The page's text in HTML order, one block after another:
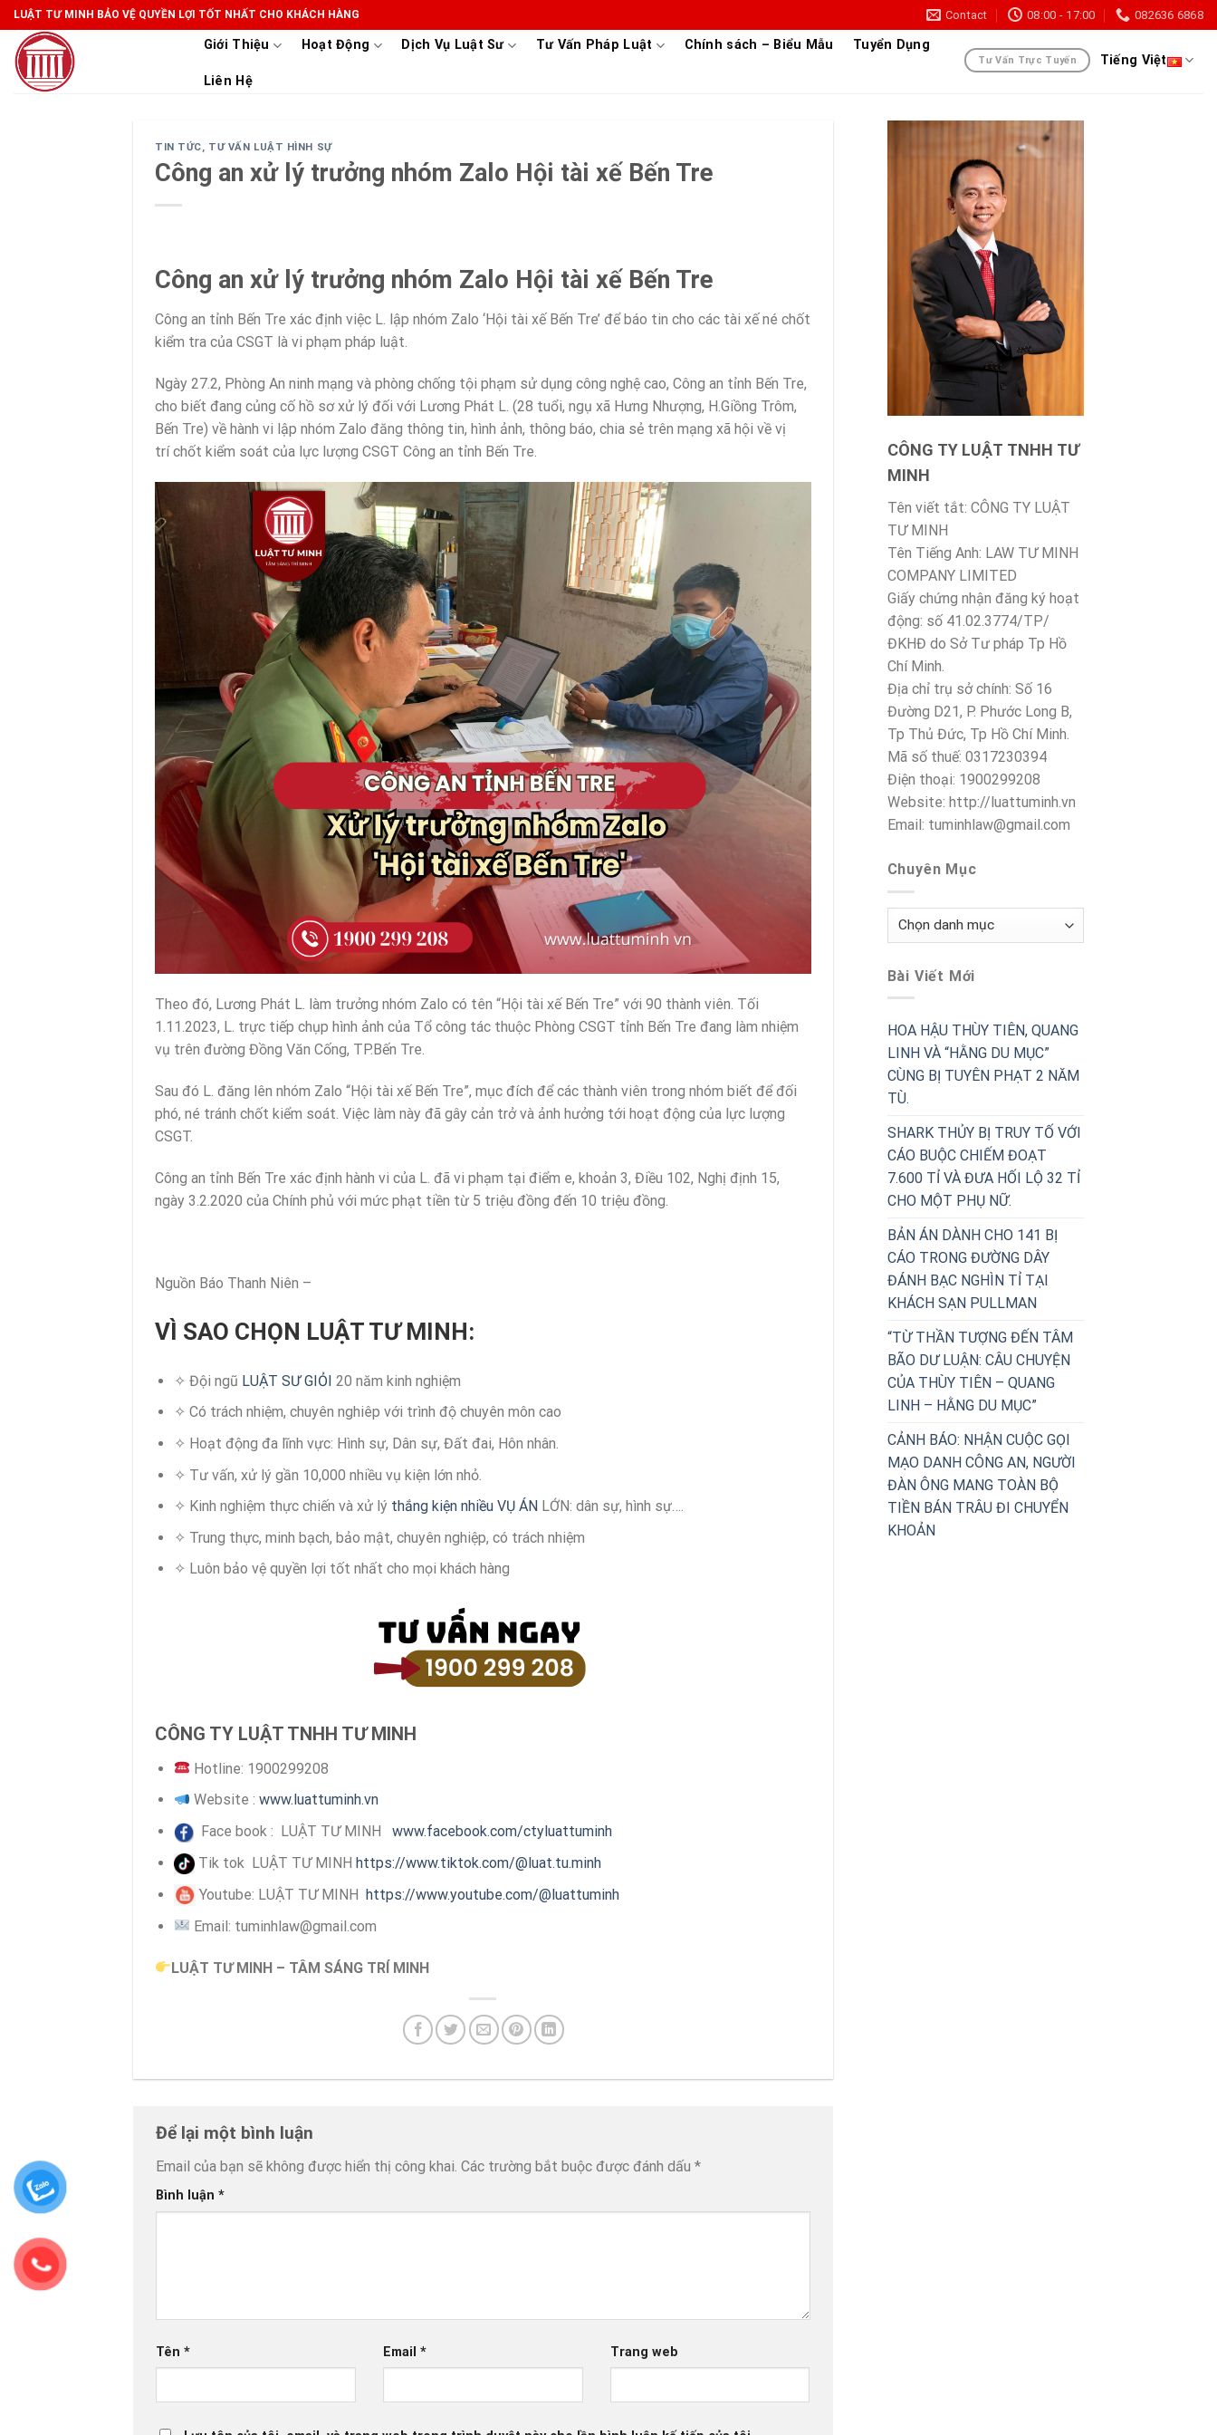
Skip
to
content
LUẬT TƯ MINH BẢO VỆ QUYỀN LỢI TỐT NHẤT CHO KHÁCH HÀNG Contact 08:00 - 17:00 082636 6868
Giới Thiệu Hoạt Động Dịch Vụ Luật Sư Tư Vấn Pháp Luật Chính sách – Biểu Mẫu Tuyển Dụng
Liên Hệ
Tư Vấn Trực Tuyến Tiếng Việt
TIN TỨC, TƯ VẤN LUẬT HÌNH SỰ
Công an xử lý trưởng nhóm Zalo Hội tài xế Bến Tre
Công an xử lý trưởng nhóm Zalo Hội tài xế Bến Tre
Công an tỉnh Bến Tre xác định việc L. lập nhóm Zalo ‘Hội tài xế Bến Tre’ để báo tin cho các tài xế né chốt
kiểm tra của CSGT là vi phạm pháp luật.
Ngày 27.2, Phòng An ninh mạng và phòng chống tội phạm sử dụng công nghệ cao, Công an tỉnh Bến Tre,
cho biết đang củng cố hồ sơ xử lý đối với Lương Phát L. (28 tuổi, ngụ xã Hưng Nhượng, H.Giồng Trôm,
Bến Tre) về hành vi lập nhóm Zalo đăng thông tin, hình ảnh, thông báo, chia sẻ trên mạng xã hội về vị
trí chốt kiểm soát của lực lượng CSGT Công an tỉnh Bến Tre.
Theo đó, Lương Phát L. làm trưởng nhóm Zalo có tên “Hội tài xế Bến Tre” với 90 thành viên. Tối
1.11.2023, L. trực tiếp chụp hình ảnh của Tổ công tác thuộc Phòng CSGT tỉnh Bến Tre đang làm nhiệm
vụ trên đường Đồng Văn Cống, TP.Bến Tre.
Sau đó L. đăng lên nhóm Zalo “Hội tài xế Bến Tre”, mục đích để các thành viên trong nhóm biết để đối
phó, né tránh chốt kiểm soát. Việc làm này đã gây cản trở và ảnh hưởng tới hoạt động của lực lượng
CSGT.
Công an tỉnh Bến Tre xác định hành vi của L. đã vi phạm tại điểm e, khoản 3, Điều 102, Nghị định 15,
ngày 3.2.2020 của Chính phủ với mức phạt tiền từ 5 triệu đồng đến 10 triệu đồng.
Nguồn Báo Thanh Niên –
VÌ SAO CHỌN LUẬT TƯ MINH:
✧ Đội ngũ LUẬT SƯ GIỎI 20 năm kinh nghiệm
✧ Có trách nhiệm, chuyên nghiêp với trình độ chuyên môn cao
✧ Hoạt động đa lĩnh vực: Hình sự, Dân sự, Đất đai, Hôn nhân.
✧ Tư vấn, xử lý gần 10,000 nhiều vụ kiện lớn nhỏ.
✧ Kinh nghiệm thực chiến và xử lý thắng kiện nhiều VỤ ÁNLỚN: dân sự, hình sự….
✧ Trung thực, minh bạch, bảo mật, chuyên nghiệp, có trách nhiệm
✧ Luôn bảo vệ quyền lợi tốt nhất cho mọi khách hàng
CÔNG TY LUẬT TNHH TƯ MINH
Hotline: 1900299208
Website :www.luattuminh.vn
Face book : LUẬT TƯ MINH www.facebook.com/ctyluattuminh
Tik tok LUẬT TƯ MINH https://www.tiktok.com/@luat.tu.minh
Youtube: LUẬT TƯ MINH https://www.youtube.com/@luattuminh
Email: tuminhlaw@gmail.com
LUẬT TƯ MINH – TÂM SÁNG TRÍ MINH
Để lại một bình luận
Email của bạn sẽ không được hiển thị công khai. Các trường bắt buộc được đánh dấu *
Bình luận *
Tên * Email * Trang web
CÔNG TY LUẬT TNHH TƯ
MINH
Tên viết tắt: CÔNG TY LUẬT
TƯ MINH
Tên Tiếng Anh: LAW TƯ MINH
COMPANY LIMITED
Giấy chứng nhận đăng ký hoạt
động: số 41.02.3774/TP/
ĐKHĐ do Sở Tư pháp Tp Hồ
Chí Minh.
Địa chỉ trụ sở chính: Số 16
Đường D21, P. Phước Long B,
Tp Thủ Đức, Tp Hồ Chí Minh.
Mã số thuế: 0317230394
Điện thoại: 1900299208
Website: http://luattuminh.vn
Email: tuminhlaw@gmail.com
Chuyên Mục
Chuyên
Bài Viết Mới
HOA HẬU THÙY TIÊN, QUANG
LINH VÀ “HẰNG DU MỤC”
CÙNG BỊ TUYÊN PHẠT 2 NĂM
TÙ.
SHARK THỦY BỊ TRUY TỐ VỚI
CÁO BUỘC CHIẾM ĐOẠT
7.600 TỈ VÀ ĐƯA HỐI LỘ 32 TỈ
CHO MỘT PHỤ NỮ.
BẢN ÁN DÀNH CHO 141 BỊ
CÁO TRONG ĐƯỜNG DÂY
ĐÁNH BẠC NGHÌN TỈ TẠI
KHÁCH SẠN PULLMAN
“TỪ THẦN TƯỢNG ĐẾN TÂM
BÃO DƯ LUẬN: CÂU CHUYỆN
CỦA THÙY TIÊN – QUANG
LINH – HẰNG DU MỤC”
CẢNH BÁO: NHẬN CUỘC GỌI
MẠO DANH CÔNG AN, NGƯỜI
ĐÀN ÔNG MANG TOÀN BỘ
TIỀN BÁN TRÂU ĐI CHUYỂN
KHOẢN